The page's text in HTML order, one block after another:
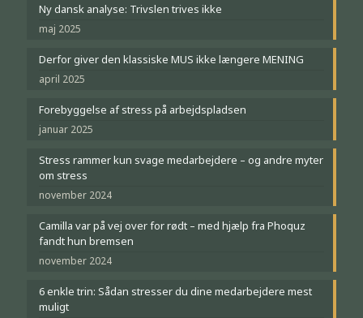
Ny dansk analyse: Trivslen trives ikke
maj 2025
Derfor giver den klassiske MUS ikke længere MENING
april 2025
Forebyggelse af stress på arbejdspladsen
januar 2025
Stress rammer kun svage medarbejdere – og andre myter
om stress
november 2024
Camilla var på vej over for rødt – med hjælp fra Phoquz
fandt hun bremsen
november 2024
6 enkle trin: Sådan stresser du dine medarbejdere mest
muligt